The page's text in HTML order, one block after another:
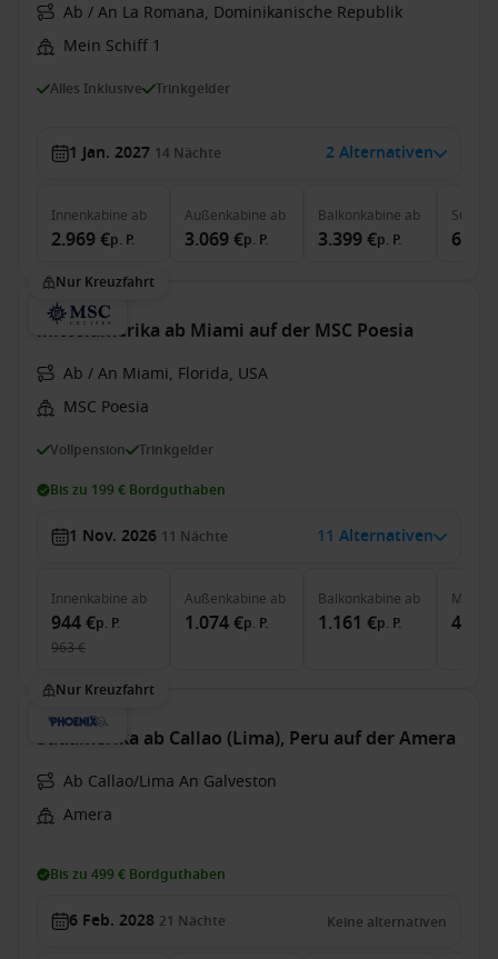
Ab / An La Romana, Dominikanische Republik
Mein Schiff 1
Alles Inklusive Trinkgelder
1 Jan. 2027 14 Nächte 2 Alternativen
Innenkabine ab
2.969 €p. P.
Außenkabine ab
3.069 €p. P.
Balkonkabine ab
3.399 €p. P.
Suite
Nur Kreuzfahrt
Mittelamerika ab Miami auf der MSC Poesia
Ab / An Miami, Florida, USA
MSC Poesia
Vollpension Trinkgelder
Bis zu 199 € Bordguthaben
1 Nov. 2026 11 Nächte 11 Alternativen
Innenkabine ab
944 €p. P.
963 €
Außenkabine ab
1.074 €p. P.
Balkonkabine ab
1.161 €p. P.
MSC
Nur Kreuzfahrt
Südamerika ab Callao (Lima), Peru auf der Amera
Ab Callao/Lima An Galveston
Amera
Bis zu 499 € Bordguthaben
6 Feb. 2028 21 Nächte Keine alternativen